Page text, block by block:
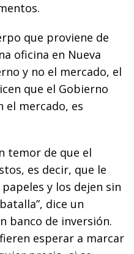
que proviene de
oficina en Nueva
y no el mercado, el
que el Gobierno
el mercado, es
temor de que el
es decir, que le
y los dejen sin
dice un
banco de inversión.
esperar a marcar